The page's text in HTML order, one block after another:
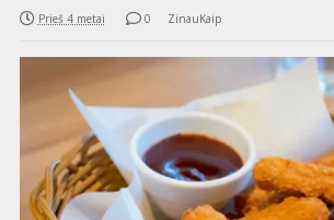
Prieš 4 metai 0 ZinauKaip